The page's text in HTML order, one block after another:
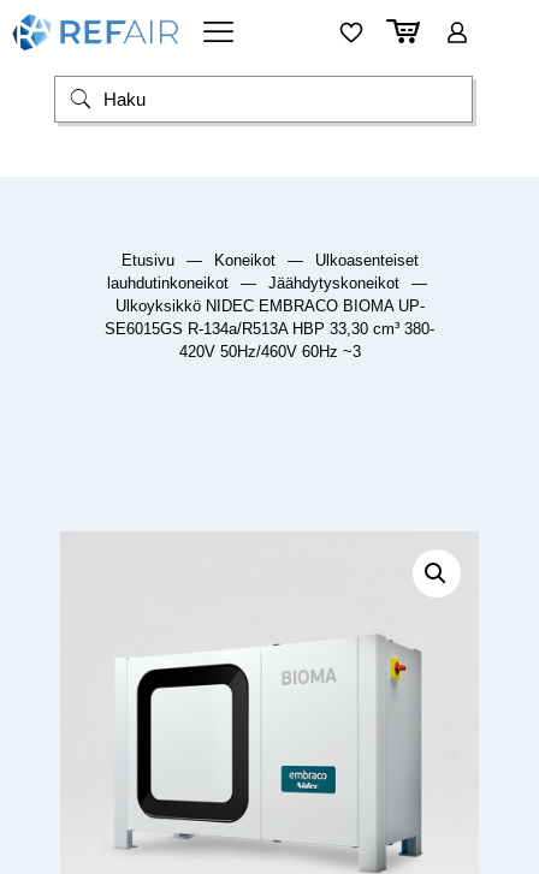
Etusivu — Koneikot —
Ulkoasenteiset
lauhdutinkoneikot
— Jäähdytyskoneikot
—
Ulkoyksikkö NIDEC EMBRACO BIOMA UP-
SE6015GS R-134a/R513A HBP 33,30 cm³ 380-
420V 50Hz/460V 60Hz ~3